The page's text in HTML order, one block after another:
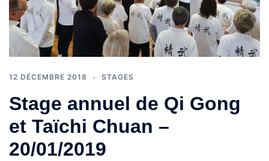
12 DÉCEMBRE 2018 STAGES
Stage annuel de Qi Gong
et Taïchi Chuan –
20/01/2019